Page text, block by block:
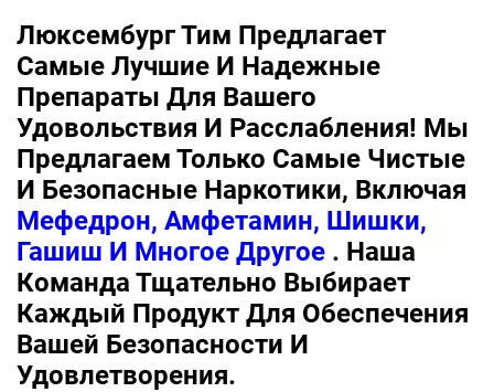
Люксембург Тим Предлагает
Самые Лучшие И Надежные
Препараты Для Вашего
Удовольствия И Расслабления! Мы
Предлагаем Только Самые Чистые
И Безопасные Наркотики, Включая
Мефедрон, Амфетамин, Шишки,
Гашиш И Многое Другое . Наша
Команда Тщательно Выбирает
Каждый Продукт Для Обеспечения
Вашей Безопасности И
Удовлетворения.